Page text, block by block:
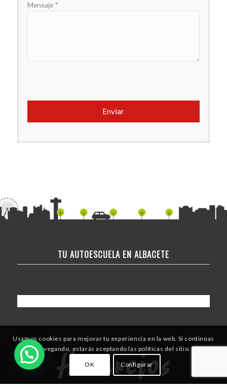
Mensaje *
TU AUTOESCUELA EN ALBACETE
Usamos cookies para mejorar tu experiencia en la web. Si continúas
navegando, estarás aceptando las políticas del sitio.
OK Configurar